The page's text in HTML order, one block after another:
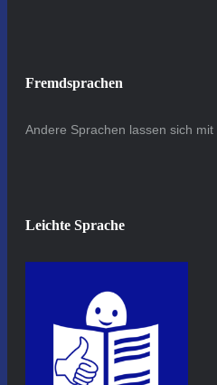
Fremdsprachen
Andere Sprachen lassen sich
Leichte Sprache